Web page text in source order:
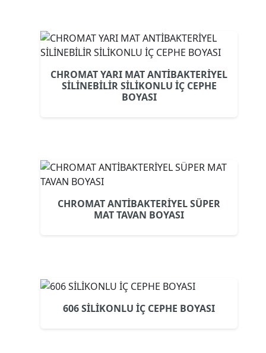
CHROMAT YARI MAT ANTİBAKTERİYEL
SİLİNEBİLİR SİLİKONLU İÇ CEPHE
BOYASI
CHROMAT ANTİBAKTERİYEL SÜPER
MAT TAVAN BOYASI
606 SİLİKONLU İÇ CEPHE BOYASI